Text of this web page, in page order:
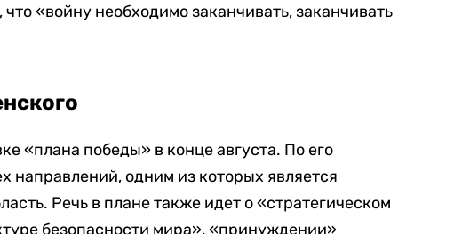
«войну необходимо заканчивать, заканчивать
«плана победы» в конце августа. По его
направлений, одним из которых является
Речь в плане также идет о «стратегическом
безопасности мира», «принуждении»